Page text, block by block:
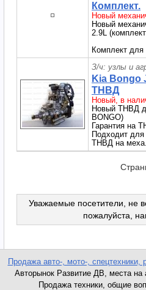
Комплект.
Новый
Новый
2.9L
Комплект
З/ч: узлы и
Kia Bongo
ТНВД
Новый, в
Новый ТНВД
BONGO)
Гарантия на
Подходит для
ТНВД на
Уважаемые посетители, не
пожалуйста,
Продажа авто-, мото-, спецтехники,
Авторынок Развитие ДВ, места на
Продажа техники, общие